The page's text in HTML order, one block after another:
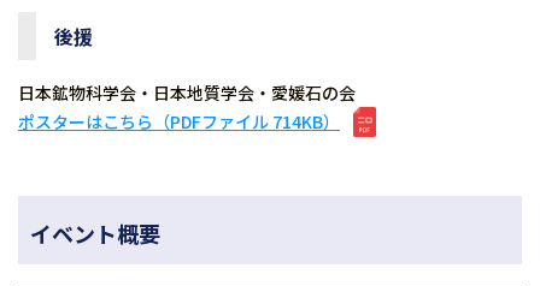
後援
日本鉱物科学会・日本地質学会・愛媛石の会
ポスターはこちら（PDFファイル 714KB）
イベント概要